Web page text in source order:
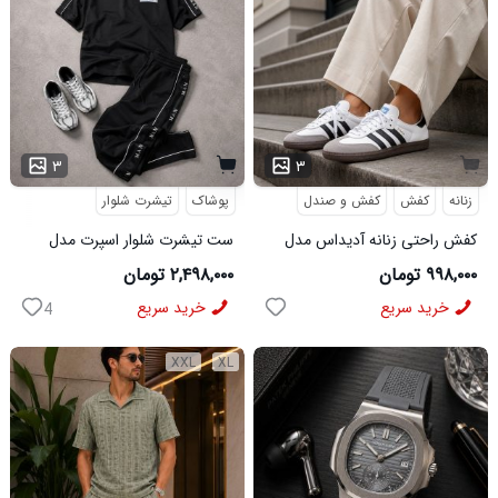
۳
پوشاک تیشرت شلوار
ست تیشرت شلوار اسپرت مدل
MAN مشکی
۲,۴۹۸,۰۰۰ تومان
خرید سریع 4
۳
زنانه کفش کفش و صندل
کفش راحتی زنانه آدیداس مدل
سامبا سفید
۹۹۸,۰۰۰ تومان
خرید سریع
XL
XXL